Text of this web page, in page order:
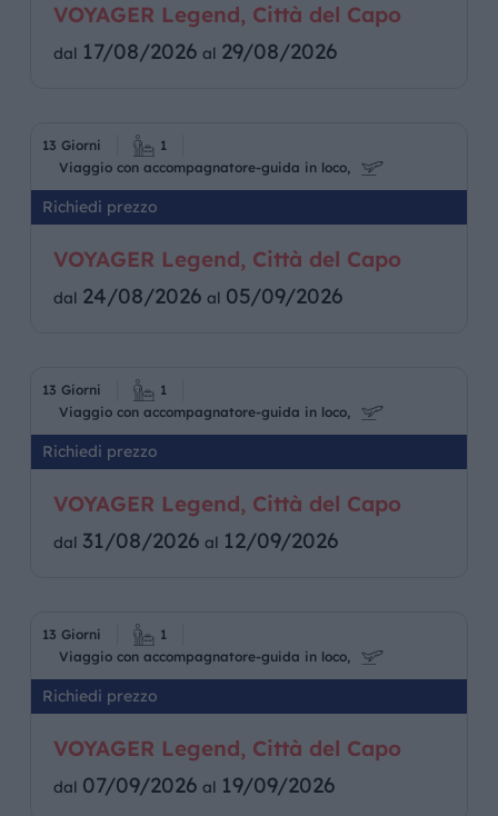
VOYAGER Legend, Città del Capo
dal 17/08/2026 al 29/08/2026
13 Giorni
1
Viaggio con accompagnatore-guida in loco,
Richiedi prezzo
VOYAGER Legend, Città del Capo
dal 24/08/2026 al 05/09/2026
13 Giorni
1
Viaggio con accompagnatore-guida in loco,
Richiedi prezzo
VOYAGER Legend, Città del Capo
dal 31/08/2026 al 12/09/2026
13 Giorni
1
Viaggio con accompagnatore-guida in loco,
Richiedi prezzo
VOYAGER Legend, Città del Capo
dal 07/09/2026 al 19/09/2026